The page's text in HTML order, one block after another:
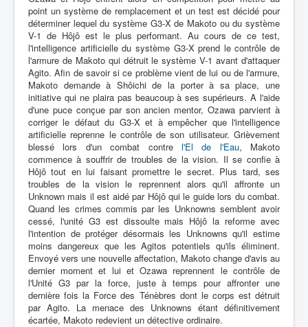
point un système de remplacement et un test est décidé pour
déterminer lequel du système G3-X de Makoto ou du système
V-1 de Hôjô est le plus performant. Au cours de ce test,
l'intelligence artificielle du système G3-X prend le contrôle de
l'armure de Makoto qui détruit le système V-1 avant d'attaquer
Agito. Afin de savoir si ce problème vient de lui ou de l'armure,
Makoto demande à Shôichi de la porter à sa place, une
initiative qui ne plaira pas beaucoup à ses supérieurs. A l'aide
d'une puce conçue par son ancien mentor, Ozawa parvient à
corriger le défaut du G3-X et à empêcher que l'intelligence
artificielle reprenne le contrôle de son utilisateur. Grièvement
blessé lors d'un combat contre l'El de l'Eau, Makoto
commence à souffrir de troubles de la vision. Il se confie à
Hôjô tout en lui faisant promettre le secret. Plus tard, ses
troubles de la vision le reprennent alors qu'il affronte un
Unknown mais il est aidé par Hôjô qui le guide lors du combat.
Quand les crimes commis par les Unknowns semblent avoir
cessé, l'unité G3 est dissoulte mais Hôjô la reforme avec
l'intention de protéger désormais les Unknowns qu'il estime
moins dangereux que les Agitos potentiels qu'ils éliminent.
Envoyé vers une nouvelle affectation, Makoto change d'avis au
dernier moment et lui et Ozawa reprennent le contrôle de
l'Unité G3 par la force, juste à temps pour affronter une
dernière fois la Force des Ténèbres dont le corps est détruit
par Agito. La menace des Unknowns étant définitivement
écartée, Makoto redevient un détective ordinaire.